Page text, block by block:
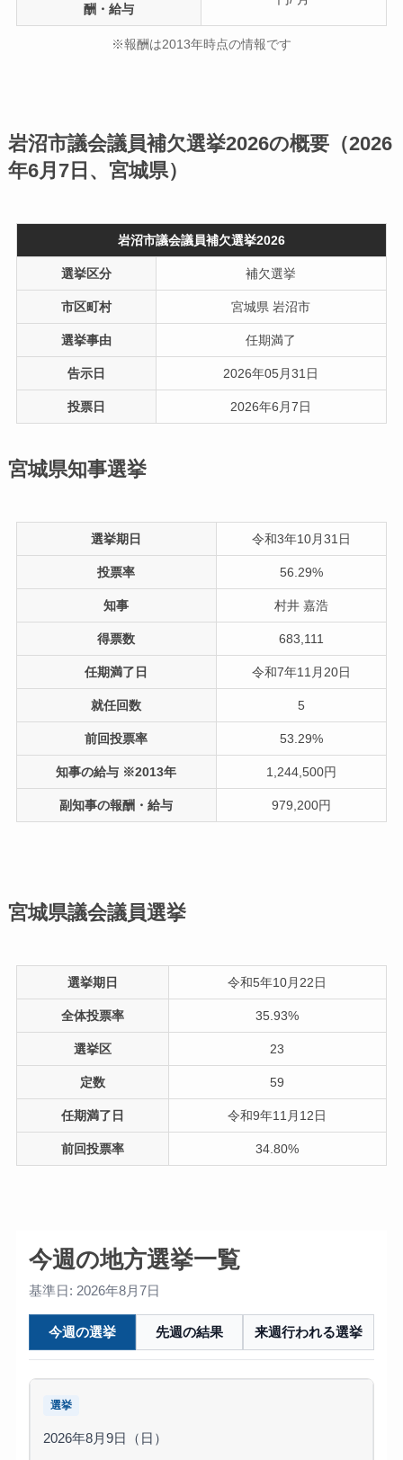
酬・給与
※報酬は2013年時点の情報です
岩沼市議会議員補欠選挙2026の概要（2026
年6月7日、宮城県）
岩沼市議会議員補欠選挙2026
選挙区分 補欠選挙
市区町村 宮城県 岩沼市
選挙事由 任期満了
告示日 2026年05月31日
投票日 2026年6月7日
宮城県知事選挙
選挙期日 令和3年10月31日
投票率 56.29%
知事 村井 嘉浩
得票数 683,111
任期満了日 令和7年11月20日
就任回数 5
前回投票率 53.29%
知事の給与 ※2013年 1,244,500円
副知事の報酬・給与 979,200円
宮城県議会議員選挙
選挙期日 令和5年10月22日
全体投票率 35.93%
選挙区 23
定数 59
任期満了日 令和9年11月12日
前回投票率 34.80%
今週の地方選挙一覧
基準日: 2026年8月7日
今週の選挙 先週の結果 来週行われる選挙
選挙
2026年8月9日（日）